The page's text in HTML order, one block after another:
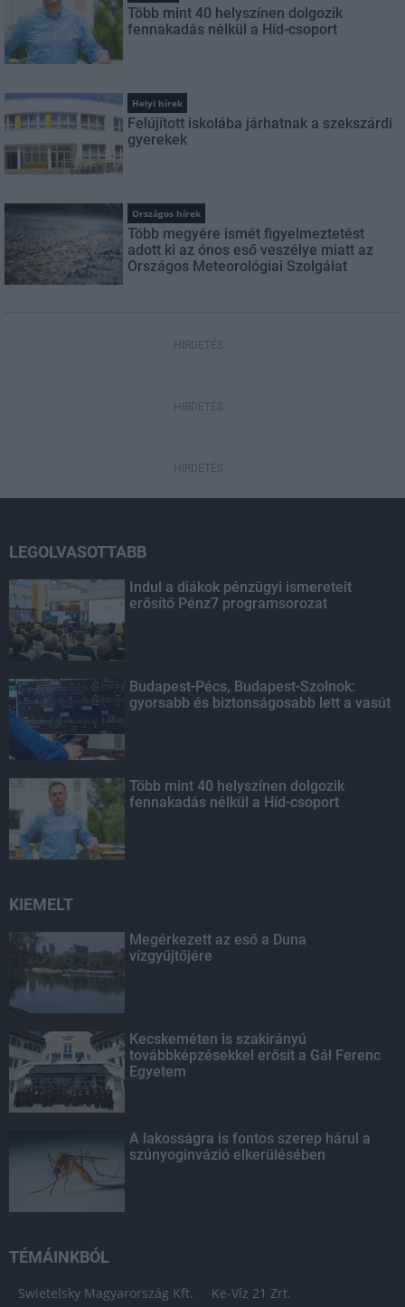
Több mint 40 helyszínen dolgozik
fennakadás nélkül a Híd-csoport
Helyi hírek
Felújított iskolába járhatnak a szekszárdi
gyerekek
Országos hírek
Több megyére ismét figyelmeztetést
adott ki az ónos eső veszélye miatt az
Országos Meteorológiai Szolgálat
HIRDETÉS
HIRDETÉS
HIRDETÉS
LEGOLVASOTTABB
Indul a diákok pénzügyi ismereteit
erősítő Pénz7 programsorozat
Budapest-Pécs, Budapest-Szolnok:
gyorsabb és biztonságosabb lett a vasút
Több mint 40 helyszínen dolgozik
fennakadás nélkül a Híd-csoport
KIEMELT
Megérkezett az eső a Duna
vízgyűjtőjére
Kecskeméten is szakirányú
továbbképzésekkel erősít a Gál Ferenc
Egyetem
A lakosságra is fontos szerep hárul a
szúnyoginvázió elkerülésében
TÉMÁINKBÓL
Swietelsky Magyarország Kft. Ke-Víz 21 Zrt.